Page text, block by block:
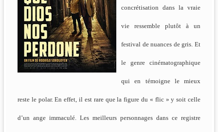
concrétisation dans la vraie
vie ressemble plutôt à un
festival de nuances de gris. Et
le genre cinématographique
qui en témoigne le mieux
reste le polar. En effet, il est rare que la figure du « flic » y soit celle
d’un ange immaculé. Les meilleurs personnages dans ce registre